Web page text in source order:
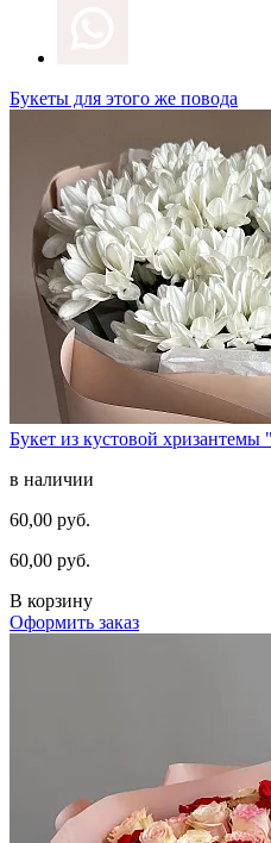
Букеты для этого же повода
Букет из кустовой
в наличии
60,00 руб.
60,00 руб.
В корзину
Оформить заказ